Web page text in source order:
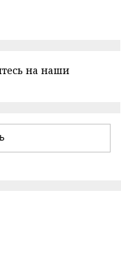
на наши